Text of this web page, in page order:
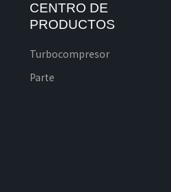
CENTRO DE
PRODUCTOS
Turbocompresor
Parte